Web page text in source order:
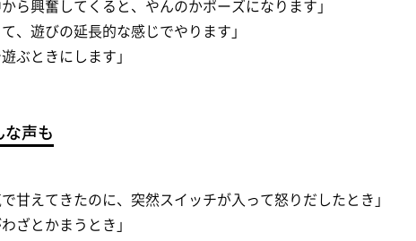
から興奮してくると、やんのかポーズになります」
て、遊びの延長的な感じでやります」
ぶときにします」
声も
で甘えてきたのに、突然スイッチが入って怒りだしたとき」
ざとかまうとき」